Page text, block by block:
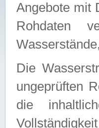
Angebote mit
Rohdaten
Die
ungeprüften
die